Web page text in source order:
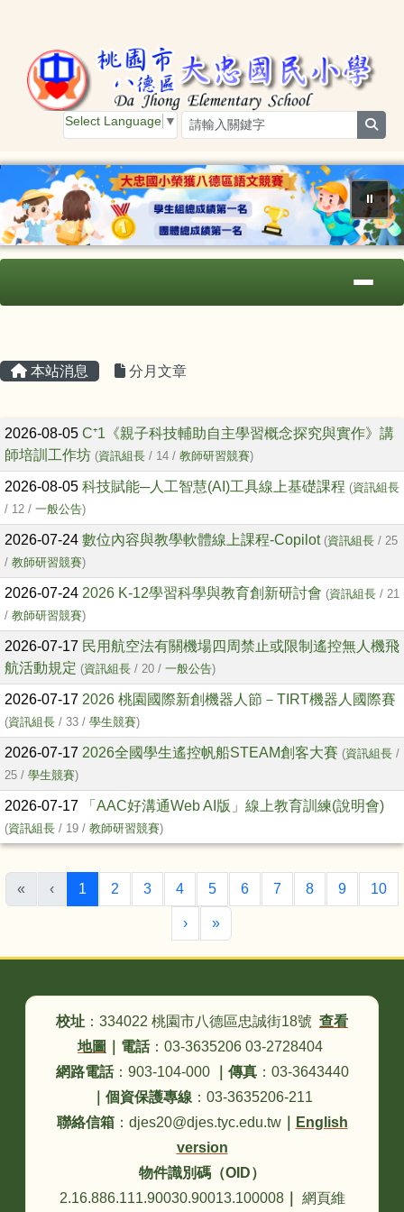
Select Language ▼
⏸
本站消息 分月文章
文章列表
2026-08-05 C⁺1《親子科技輔助自主學習概念探究與實作》講
師培訓工作坊 (資訊組長 / 14 / 教師研習競賽)
2026-08-05 科技賦能─人工智慧(AI)工具線上基礎課程 (資訊組長
/ 12 / 一般公告)
2026-07-24 數位內容與教學軟體線上課程-Copilot (資訊組長 / 25
/ 教師研習競賽)
2026-07-24 2026 K-12學習科學與教育創新研討會 (資訊組長 / 21
/ 教師研習競賽)
2026-07-17 民用航空法有關機場四周禁止或限制遙控無人機飛
航活動規定 (資訊組長 / 20 / 一般公告)
2026-07-17 2026 桃園國際新創機器人節－TIRT機器人國際賽
(資訊組長 / 33 / 學生競賽)
2026-07-17 2026全國學生遙控帆船STEAM創客大賽 (資訊組長 /
25 / 學生競賽)
2026-07-17 「AAC好溝通Web AI版」線上教育訓練(說明會)
(資訊組長 / 19 / 教師研習競賽)
« ‹ 1 (目前頁次)
2 3 4 5 6 7 8 9 10
›下一頁
»最後頁
校址 ：334022 桃園市八德區忠誠街18號 查看
地圖
電話：03-3635206 03-2728404
網路電話：903-104-000 傳真：03-3643440
個資保護專線 ：03-3635206-211
聯絡信箱：djes20@djes.tyc.edu.tw｜
English
version
物件識別碼（OID）
2.16.886.111.90030.90013.100008｜ 網頁維